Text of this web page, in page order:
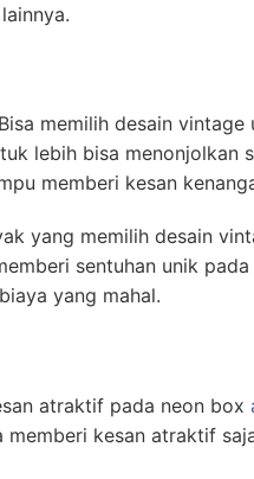
memilih desain
lebih bisa menonjolkan
memberi kesan
yang memilih desain
sentuhan unik
yang mahal.
atraktif pada neon box
kesan atraktif